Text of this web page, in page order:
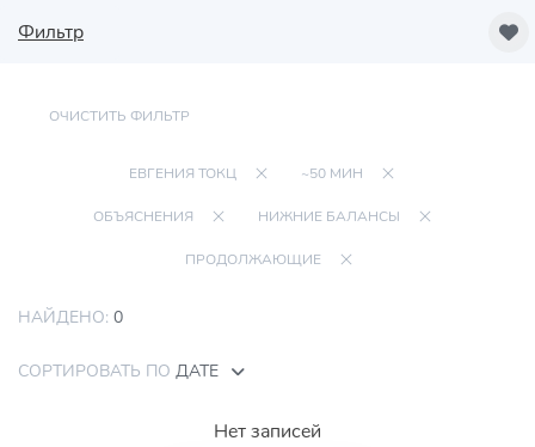
Фильтр
ОЧИСТИТЬ ФИЛЬТР
ЕВГЕНИЯ ТОКЦ ~50 МИН
ОБЪЯСНЕНИЯ НИЖНИЕ БАЛАНСЫ
ПРОДОЛЖАЮЩИЕ
НАЙДЕНО: 0
СОРТИРОВАТЬ ПО ДАТЕ
Нет записей